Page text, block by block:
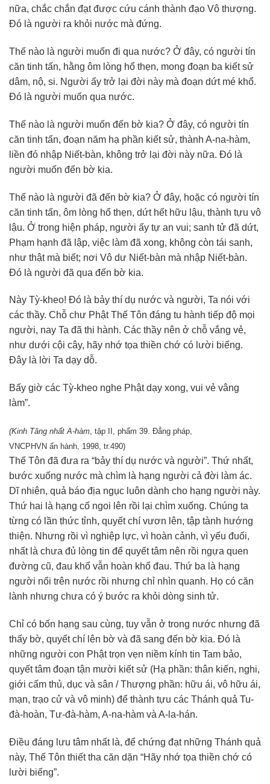
nữa, chắc chắn đạt được cứu cánh thành đạo Vô thượng.
Đó là người ra khỏi nước mà đứng.
Thế nào là người muốn đi qua nước? Ở đây, có người tín
căn tinh tấn, hằng ôm lòng hổ thẹn, mong đoạn ba kiết sử
dâm, nộ, si. Người ấy trở lại đời này mà đoạn dứt mé khổ.
Đó là người muốn qua nước.
Thế nào là người muốn đến bờ kia? Ở đây, có người tín
căn tinh tấn, đoạn năm hạ phần kiết sử, thành A-na-hàm,
liền đó nhập Niết-bàn, không trở lại đời này nữa. Đó là
người muốn đến bờ kia.
Thế nào là người đã đến bờ kia? Ở đây, hoặc có người tín
căn tinh tấn, ôm lòng hổ thẹn, dứt hết hữu lậu, thành tựu vô
lậu. Ở trong hiện pháp, người ấy tự an vui; sanh tử đã dứt,
Phạm hạnh đã lập, việc làm đã xong, không còn tái sanh,
như thật mà biết; nơi Vô dư Niết-bàn mà nhập Niết-bàn.
Đó là người đã qua đến bờ kia.
Này Tỳ-kheo! Đó là bảy thí dụ nước và người, Ta nói với
các thầy. Chỗ chư Phật Thế Tôn đáng tu hành tiếp độ mọi
người, nay Ta đã thi hành. Các thầy nên ở chỗ vắng vẻ,
như dưới cội cây, hãy nhớ tọa thiền chớ có lười biếng.
Đây là lời Ta dạy dỗ.
Bấy giờ các Tỳ-kheo nghe Phật dạy xong, vui vẻ vâng
làm”.
(Kinh Tăng nhất A-hàm , tập II, phẩm 39. Đẳng pháp,
VNCPHVN ấn hành, 1998, tr.490)
Thế Tôn đã đưa ra “bảy thí dụ nước và người”. Thứ nhất,
bước xuống nước mà chìm là hạng người cả đời làm ác.
Dĩ nhiên, quả báo địa ngục luôn dành cho hạng người này.
Thứ hai là hạng cố ngoi lên rồi lại chìm xuống. Chúng ta
từng có lần thức tỉnh, quyết chí vươn lên, tập tành hướng
thiện. Nhưng rồi vì nghiệp lực, vì hoàn cảnh, vì yếu đuối,
nhất là chưa đủ lòng tin để quyết tâm nên rồi ngựa quen
đường cũ, đau khổ vẫn hoàn khổ đau. Thứ ba là hạng
người nổi trên nước rồi nhưng chỉ nhìn quanh. Họ có căn
lành nhưng chưa có ý bước ra khỏi dòng sinh tử.
Chỉ có bốn hạng sau cùng, tuy vẫn ở trong nước nhưng đã
thấy bờ, quyết chí lên bờ và đã sang đến bờ kia. Đó là
những người con Phật trọn vẹn niềm kính tin Tam bảo,
quyết tâm đoạn tận mười kiết sử (Hạ phần: thân kiến, nghi,
giới cấm thủ, dục và sân / Thượng phần: hữu ái, vô hữu ái,
mạn, trạo cử và vô minh) để thành tựu các Thánh quả Tu-
đà-hoàn, Tư-đà-hàm, A-na-hàm và A-la-hán.
Điều đáng lưu tâm nhất là, để chứng đạt những Thánh quả
này, Thế Tôn thiết tha căn dặn “Hãy nhớ tọa thiền chớ có
lười biếng”.